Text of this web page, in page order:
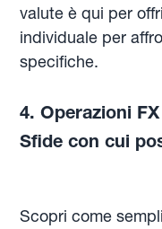
valute è qui per
individuale per
specifiche.
4. Operazioni
Sfide con cui
Scopri come